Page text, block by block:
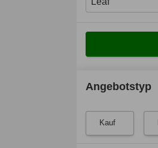
Angebotstyp
Kauf